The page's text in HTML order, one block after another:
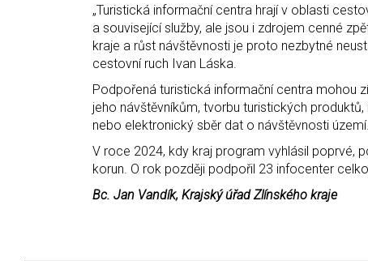
„Turistická informační centra hrají v oblasti
a související služby, ale jsou i zdrojem cenné
kraje a růst návštěvnosti je proto nezbytné
cestovní ruch Ivan Láska.
Podpořená turistická informační centra mohou
jeho návštěvníkům, tvorbu turistických
nebo elektronický sběr dat o návštěvnosti území.
V roce 2024, kdy kraj program vyhlásil poprvé,
korun. O rok později podpořil 23 infocenter
Bc. Jan Vandík, Krajský úřad Zlínského kraje